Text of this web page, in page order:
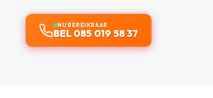
NU BEREIKBAAR
BEL 085 019 58 37